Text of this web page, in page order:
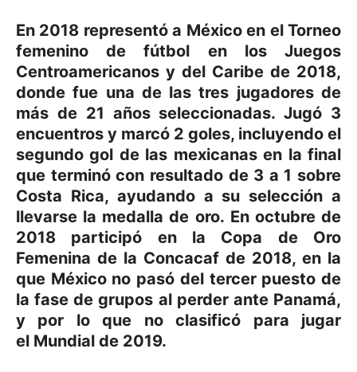
En 2018 representó a México en el Torneo
femenino de fútbol en los Juegos
Centroamericanos y del Caribe de 2018,
donde fue una de las tres jugadores de
más de 21 años seleccionadas. Jugó 3
encuentros y marcó 2 goles, incluyendo el
segundo gol de las mexicanas en la final
que terminó con resultado de 3 a 1 sobre
Costa Rica, ayudando a su selección a
llevarse la medalla de oro. En octubre de
2018 participó en la Copa de Oro
Femenina de la Concacaf de 2018, en la
que México no pasó del tercer puesto de
la fase de grupos al perder ante Panamá,
y por lo que no clasificó para jugar
el Mundial de 2019.